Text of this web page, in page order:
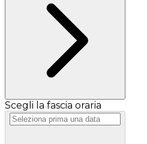
Scegli la fascia oraria